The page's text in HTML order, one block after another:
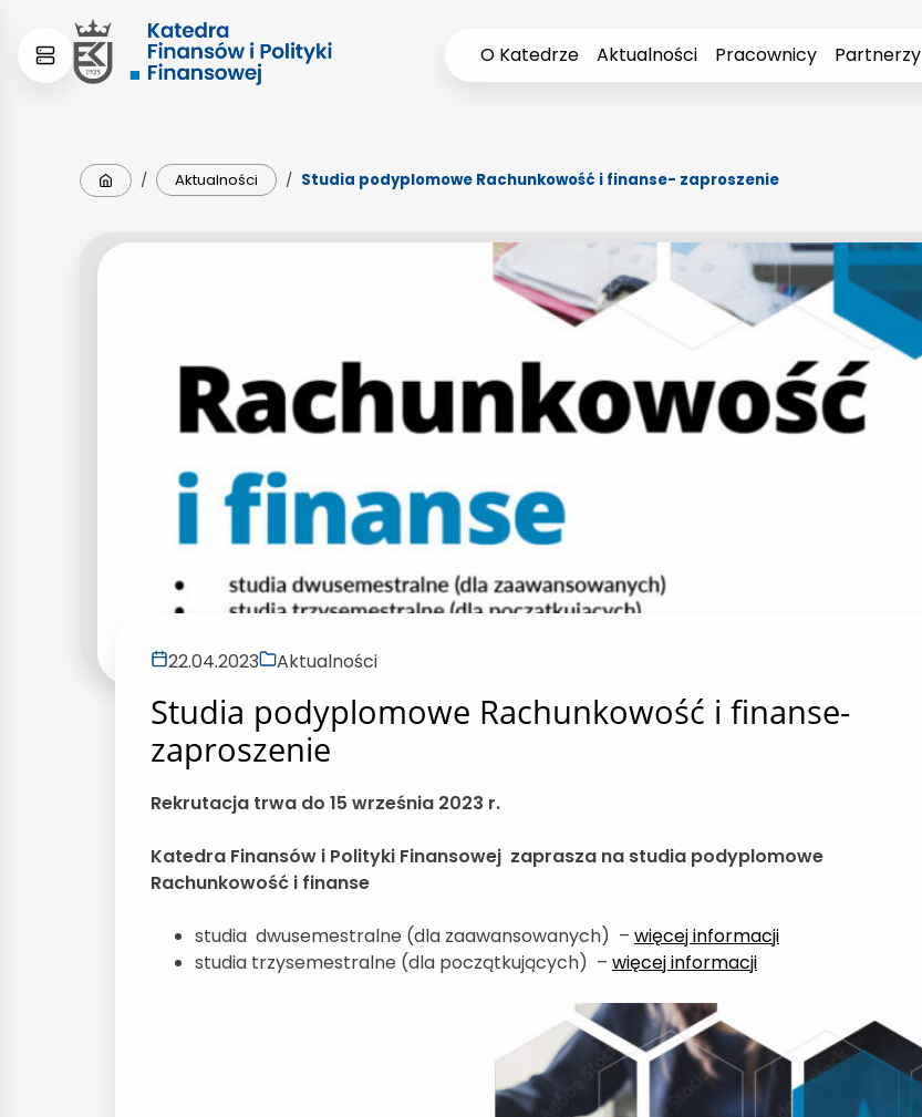
content
menu
O Katedrze Aktualności Pracownicy Partnerzy
Strona główna
/ Aktualności / Studia podyplomowe Rachunkowość i finanse- zaproszenie
Studia podyplomowe Rachunkowość i finanse-
zaproszenie
22.04.2023 Aktualności
Rekrutacja trwa do 15 września 2023 r.
Katedra Finansów i Polityki Finansowej zaprasza na studia podyplomowe
Rachunkowość i finanse
studia dwusemestralne (dla zaawansowanych) – więcej informacji
studia trzysemestralne (dla początkujących) – więcej informacji